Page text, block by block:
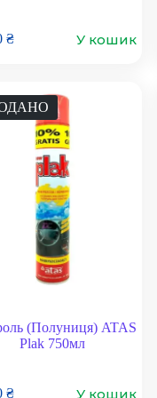
₴ У кошик
(Полуниця) ATAS
Plak 750мл
₴ У кошик